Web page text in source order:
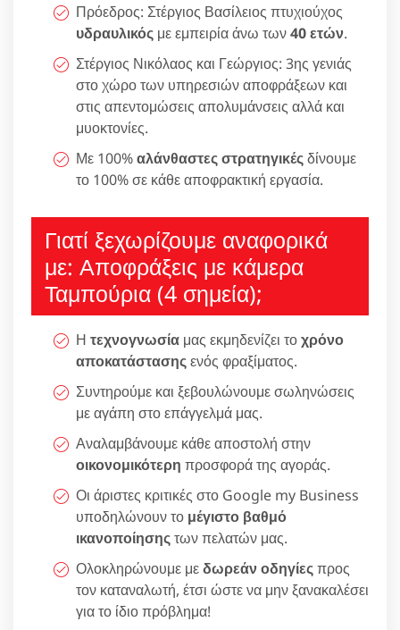
Πρόεδρος: Στέργιος Βασίλειος πτυχιούχος
υδραυλικός με εμπειρία άνω των40 ετών.
Στέργιος Νικόλαος και Γεώργιος: 3ης γενιάς
στο χώρο των υπηρεσιών αποφράξεων και
στις απεντομώσεις απολυμάνσεις αλλά και
μυοκτονίες.
Με 100%αλάνθαστες στρατηγικέςδίνουμε
το 100% σε κάθε αποφρακτική εργασία.
Γιατί ξεχωρίζουμε αναφορικά
με: Αποφράξεις με κάμερα
Ταμπούρια (4 σημεία);
Η τεχνογνωσία μας εκμηδενίζει τοχρόνο
αποκατάστασηςενός φραξίματος.
Συντηρούμε και ξεβουλώνουμε σωληνώσεις
με αγάπη στο επάγγελμά μας.
Αναλαμβάνουμε κάθε αποστολή στην
οικονομικότερη προσφορά της αγοράς.
Οι άριστες κριτικές στο Google my Business
υποδηλώνουν το μέγιστο βαθμό
ικανοποίησηςτων πελατών μας.
Ολοκληρώνουμε μεδωρεάν οδηγίεςπρος
τον καταναλωτή, έτσι ώστε να μην ξανακαλέσει
για το ίδιο πρόβλημα!